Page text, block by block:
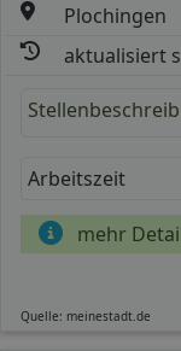
Plochingen
aktualisiert
Arbeitszeit
mehr
Quelle: meinestadt.de